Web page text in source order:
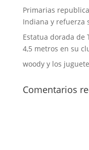
Primarias
Indiana y refuerza
Estatua dorada
4,5 metros en su
woody y los
Comentarios